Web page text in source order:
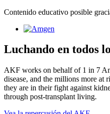
Contenido educativo posible
Luchando en todos
AKF works on behalf of 1 in 7
disease, and the millions more at
they are in their fight against
through post-transplant living.